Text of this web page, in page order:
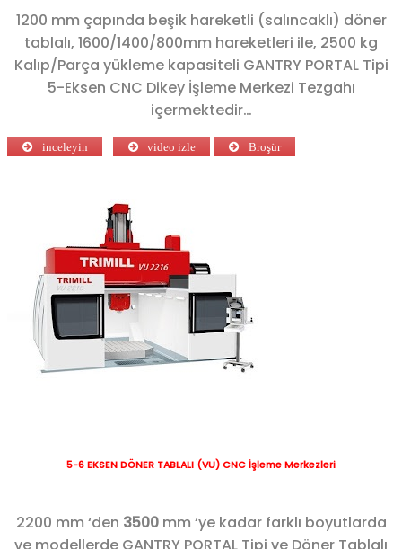
1200 mm çapında beşik hareketli (salıncaklı) döner
tablalı, 1600/1400/800mm hareketleri ile, 2500 kg
Kalıp/Parça yükleme kapasiteli GANTRY PORTAL Tipi
5-Eksen CNC Dikey İşleme Merkezi Tezgahı
içermektedir…
inceleyin video izle Broşür
5-6 EKSEN DÖNER TABLALI (VU) CNC İşleme Merkezleri
2200 mm ‘den 3500mm ‘ye kadar farklı boyutlarda